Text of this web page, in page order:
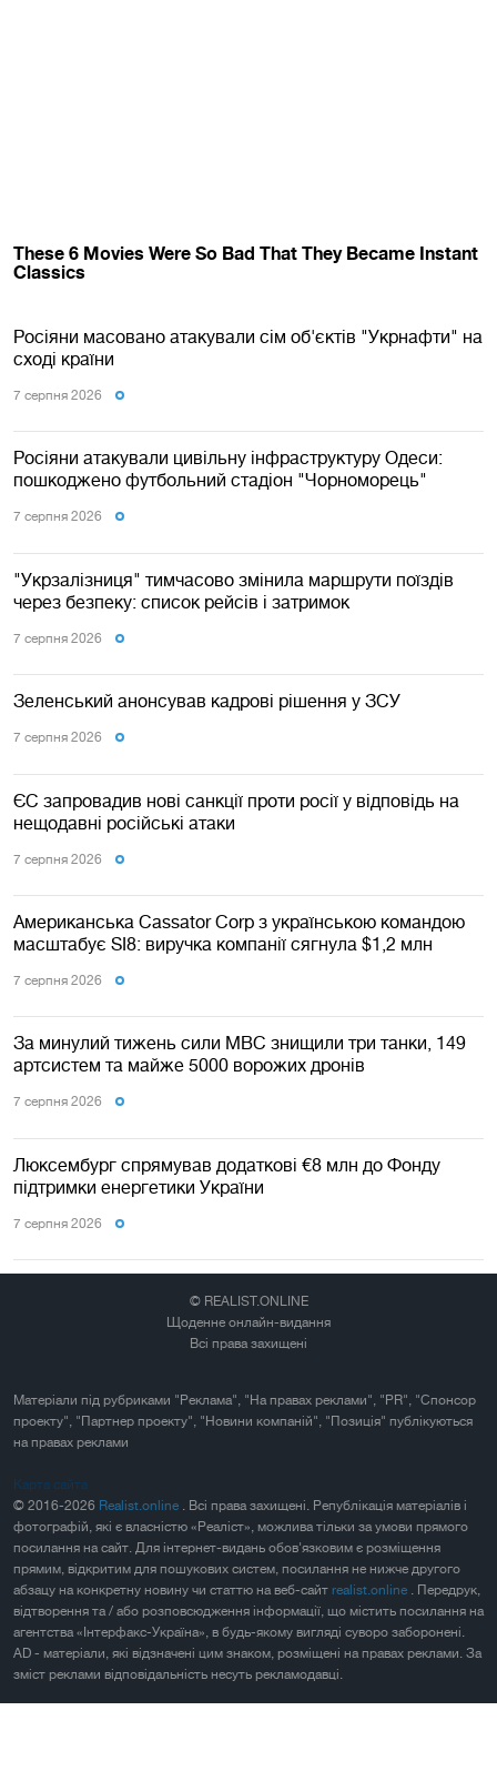
Росіяни масовано атакували сім об'єктів "Укрнафти" на
сході країни
7 серпня 2026
Росіяни атакували цивільну інфраструктуру Одеси:
пошкоджено футбольний стадіон "Чорноморець"
7 серпня 2026
"Укрзалізниця" тимчасово змінила маршрути поїздів
через безпеку: список рейсів і затримок
7 серпня 2026
Зеленський анонсував кадрові рішення у ЗСУ
7 серпня 2026
ЄС запровадив нові санкції проти росії у відповідь на
нещодавні російські атаки
7 серпня 2026
Американська Cassator Corp з українською командою
масштабує SI8: виручка компанії сягнула $1,2 млн
7 серпня 2026
За минулий тижень сили МВС знищили три танки, 149
артсистем та майже 5000 ворожих дронів
7 серпня 2026
Люксембург спрямував додаткові €8 млн до Фонду
підтримки енергетики України
7 серпня 2026
© REALIST.ONLINE
Щоденне онлайн-видання
Всі права захищені
Матеріали під рубриками "Реклама", "На правах реклами", "PR", "Спонсор
проекту", "Партнер проекту", "Новини компаній", "Позиція" публікуються
на правах реклами
Карта сайта
© 2016-2026 Realist.online . Всі права захищені. Републікація матеріалів і
фотографій, які є власністю «Реаліст», можлива тільки за умови прямого
посилання на сайт. Для інтернет-видань обов'язковим є розміщення
прямим, відкритим для пошукових систем, посилання не нижче другого
абзацу на конкретну новину чи статтю на веб-сайт realist.online . Передрук,
відтворення та / або розповсюдження інформації, що містить посилання на
агентства «Інтерфакс-Україна», в будь-якому вигляді суворо заборонені.
AD - матеріали, які відзначені цим знаком, розміщені на правах реклами. За
зміст реклами відповідальність несуть рекламодавці.